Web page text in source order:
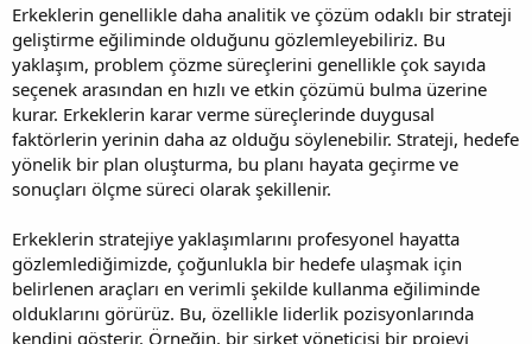
Erkeklerin genellikle daha analitik ve çözüm odaklı bir strateji
geliştirme eğiliminde olduğunu gözlemleyebiliriz. Bu
yaklaşım, problem çözme süreçlerini genellikle çok sayıda
seçenek arasından en hızlı ve etkin çözümü bulma üzerine
kurar. Erkeklerin karar verme süreçlerinde duygusal
faktörlerin yerinin daha az olduğu söylenebilir. Strateji, hedefe
yönelik bir plan oluşturma, bu planı hayata geçirme ve
sonuçları ölçme süreci olarak şekillenir.
Erkeklerin stratejiye yaklaşımlarını profesyonel hayatta
gözlemlediğimizde, çoğunlukla bir hedefe ulaşmak için
belirlenen araçları en verimli şekilde kullanma eğiliminde
olduklarını görürüz. Bu, özellikle liderlik pozisyonlarında
kendini gösterir. Örneğin, bir şirket yöneticisi bir projeyi